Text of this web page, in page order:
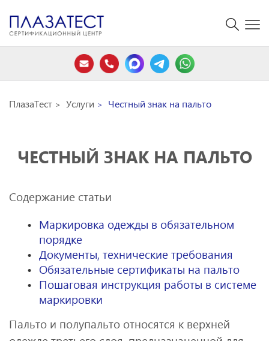
ПлазаТест Услуги Честный знак на пальто
ЧЕСТНЫЙ ЗНАК НА ПАЛЬТО
Содержание статьи
Маркировка одежды в обязательном
порядке
Документы, технические требования
Обязательные сертификаты на пальто
Пошаговая инструкция работы в системе
маркировки
Пальто и полупальто относятся к верхней